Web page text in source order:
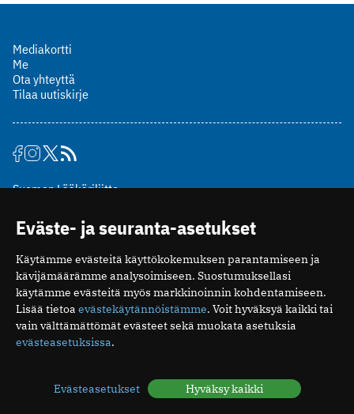
Mediakortti
Me
Ota yhteyttä
Tilaa uutiskirje
Suomen Lääkäriliitto
00510 Helsinki
puh. (09) 393 091
toimitus@potilaanlaakarilehti.fi
ISSN 2323-9476
Eväste- ja seuranta-asetukset
Käytämme evästeitä käyttökokemuksen parantamiseen ja
kävijämäärämme analysoimiseen. Suostumuksellasi
käytämme evästeitä myös markkinoinnin kohdentamiseen.
Lisää tietoa evästekäytännöistämme. Voit hyväksyä kaikki tai
vain välttämättömät evästeet sekä muokata asetuksia
evästeasetuksissa.
Evästeasetukset Hyväksy kaikki